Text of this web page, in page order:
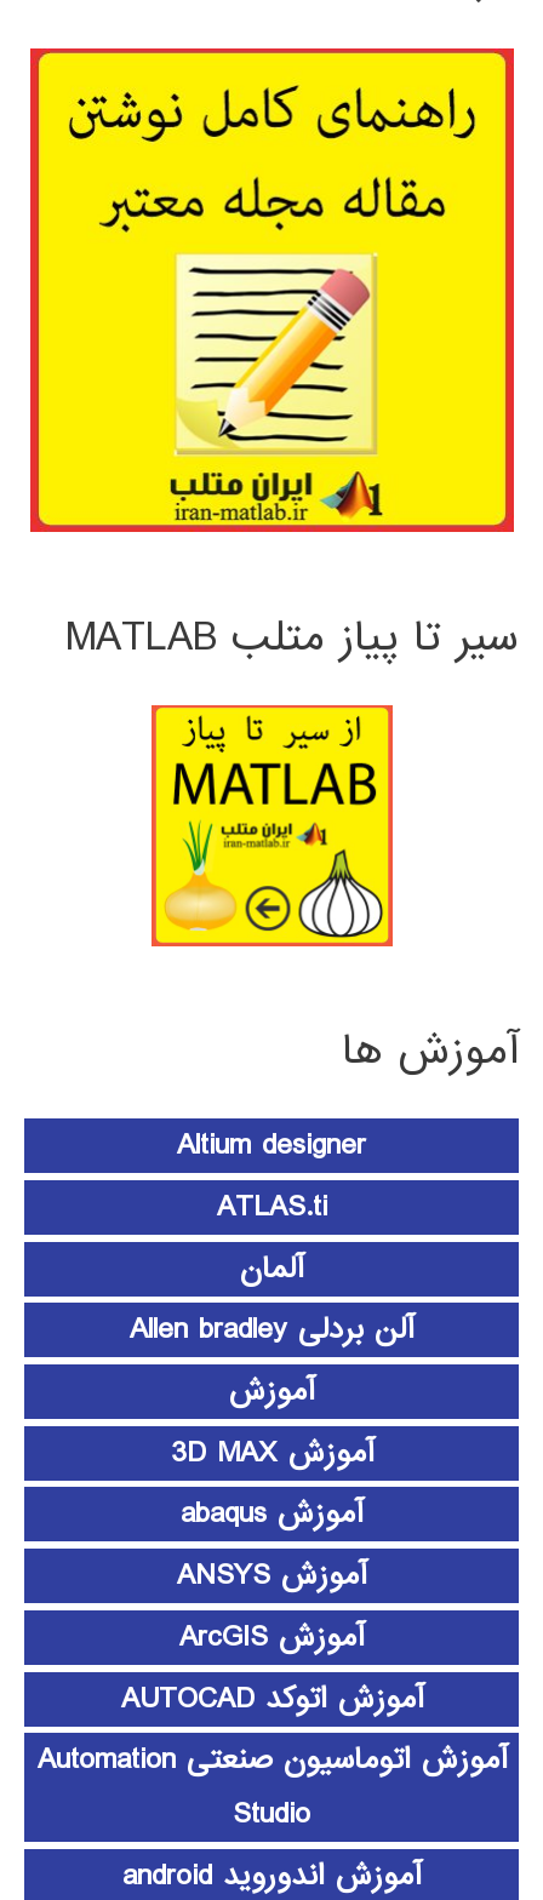
سیر تا پیاز متلب MATLAB
آموزش ها
Altium designer
ATLAS.ti
آلمان
آلن بردلی Allen bradley
آموزش
آموزش 3D MAX
آموزش abaqus
آموزش ANSYS
آموزش ArcGIS
آموزش اتوکد AUTOCAD
آموزش اتوماسیون صنعتی Automation
Studio
آموزش اندوروید android